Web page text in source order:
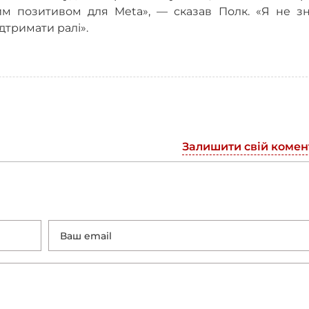
позитивом для Meta»,— сказав Полк. «Я не
ралі».
Залишити свій